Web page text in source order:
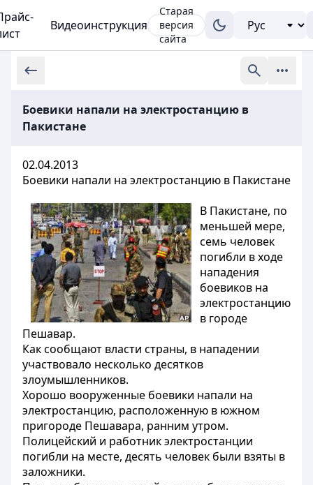
Видеоинструкция
Старая
версия
сайта
Боевики напали на электростанцию в
Пакистане
02.04.2013
Боевики напали на электростанцию в Пакистане
В Пакистане, по
меньшей мере,
семь человек
погибли в ходе
нападения
боевиков на
электростанцию
в городе
Пешавар.
Как сообщают власти страны, в нападении
участвовало несколько десятков
злоумышленников.
Хорошо вооруженные боевики напали на
электростанцию, расположенную в южном
пригороде Пешавара, ранним утром.
Полицейский и работник электростанции
погибли на месте, десять человек были взяты в
заложники.